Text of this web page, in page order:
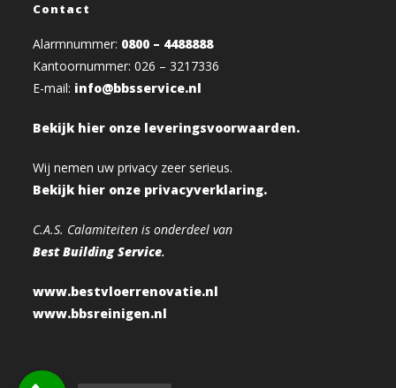
Contact
Alarmnummer: 0800 – 4488888
Kantoornummer: 026 – 3217336
E-mail: info@bbsservice.nl
Bekijk hier onze leveringsvoorwaarden.
Wij nemen uw privacy zeer serieus.
Bekijk hier onze privacyverklaring.
C.A.S. Calamiteiten is onderdeel van
Best Building Service.
www.bestvloerrenovatie.nl
www.bbsreinigen.nl